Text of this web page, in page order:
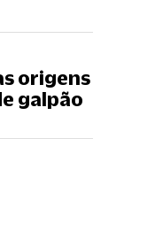
origens
galpão